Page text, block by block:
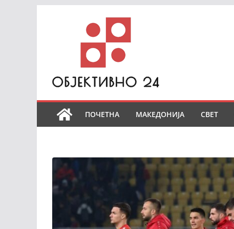
ПОЧЕТНА МАКЕДОНИЈА СВЕТ